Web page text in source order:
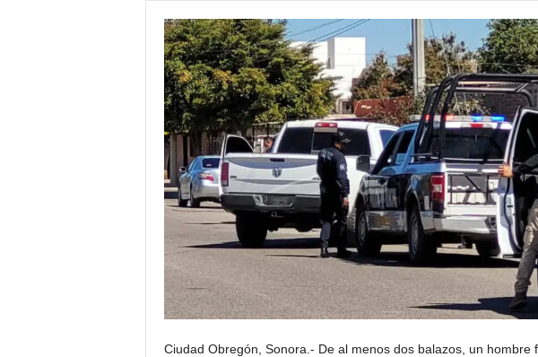
Ciudad Obregón, Sonora.- De al menos dos balazos, un hombre